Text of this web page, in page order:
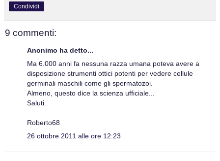
Condividi
9 commenti:
Anonimo ha detto...
Ma 6.000 anni fa nessuna razza umana poteva avere a
disposizione strumenti ottici potenti per vedere cellule
germinali maschili come gli spermatozoi.
Almeno, questo dice la scienza ufficiale...
Saluti.
Roberto68
26 ottobre 2011 alle ore 12:23